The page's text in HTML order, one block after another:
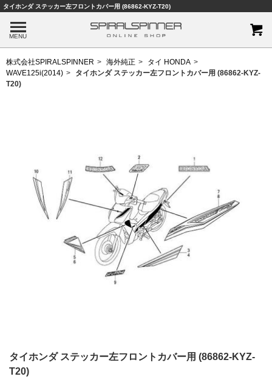
タイホンダ ステッカー左フロントカバー用 (86862-KYZ-T20)
MENU
株式会社SPIRALSPINNER 海外純正
タイ HONDA
WAVE125i(2014)
タイホンダ ステッカー左フロントカバー用 (86862-KYZ-
T20)
タイホンダ ステッカー左フロントカバー用 (86862-KYZ-
T20)